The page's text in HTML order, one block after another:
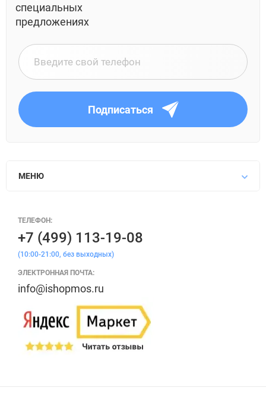
специальных
предложениях
Подписаться
МЕНЮ
ТЕЛЕФОН:
+7 (499) 113-19-08
(10:00-21:00, без выходных)
ЭЛЕКТРОННАЯ ПОЧТА:
info@ishopmos.ru